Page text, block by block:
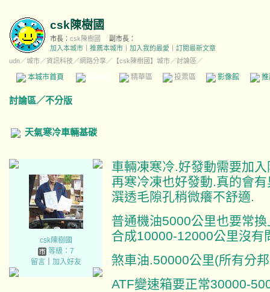
csk陳樹國
市長： csk陳樹國
副市長：
加入本城市
推薦本城市 加入我的最愛
訂閱最新文章
udn／城市／資訊科技 ／網路分享／ 【csk陳樹國】城市／討論區／
本城市首頁 精華區 投票區 影像館
討論區／不分版
天氣寒冷車輛基碳
csk陳樹國
等級：7
留言｜ 加入好友
車輛凍寒冷.好發動需要加
再寒冷凍也好發動.真的會
潠透毛隙孔稍微癢不舒適.
普通機油5000公里也要常
合成10000-12000公里沒有
煞車油.50000公里(所有分
ATF變速箱要正常30000-